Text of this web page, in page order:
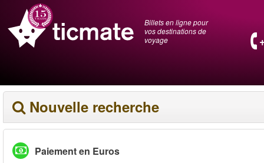
Billets en ligne pour
vos destinations de
voyage
Nouvelle recherche
Paiement en Euros